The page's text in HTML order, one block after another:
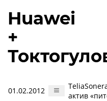
Huawei
+
01.02.2012
актив